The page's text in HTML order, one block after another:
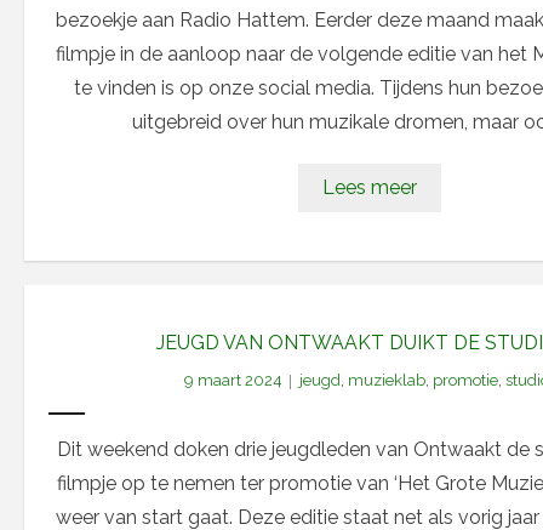
bezoekje aan Radio Hattem. Eerder deze maand
filmpje in de aanloop naar de volgende editie van het
te vinden is op onze social media. Tijdens hun
uitgebreid over hun muzikale dromen, maar
Lees meer
JEUGD VAN ONTWAAKT DUIKT DE
9 maart 2024 jeugd, muzieklab, promotie,
Dit weekend doken drie jeugdleden van Ontwaakt de
filmpje op te nemen ter promotie van ‘Het Grote
weer van start gaat. Deze editie staat net als vorig